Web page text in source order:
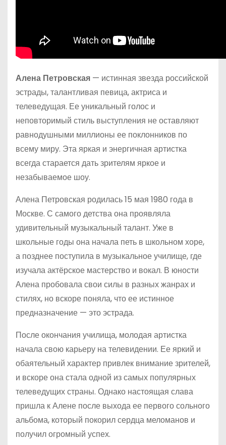
Алена Петровская — истинная звезда российской
эстрады, талантливая певица, актриса и
телеведущая. Ее уникальный голос и
неповторимый стиль выступления не оставляют
равнодушными миллионы ее поклонников по
всему миру. Эта яркая и энергичная артистка
всегда старается дать зрителям яркое и
незабываемое шоу.
Алена Петровская родилась 15 мая 1980 года в
Москве. С самого детства она проявляла
удивительный музыкальный талант. Уже в
школьные годы она начала петь в школьном хоре,
а позднее поступила в музыкальное училище, где
изучала актёрское мастерство и вокал. В юности
Алена пробовала свои силы в разных жанрах и
стилях, но вскоре поняла, что ее истинное
предназначение — это эстрада.
После окончания училища, молодая артистка
начала свою карьеру на телевидении. Ее яркий и
обаятельный характер привлек внимание зрителей,
и вскоре она стала одной из самых популярных
телеведущих страны. Однако настоящая слава
пришла к Алене после выхода ее первого сольного
альбома, который покорил сердца меломанов и
получил огромный успех.